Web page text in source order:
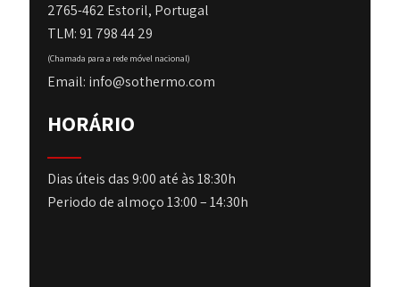
2765-462 Estoril, Portugal
TLM: 91 798 44 29
(Chamada para a rede móvel nacional)
Email: info@sothermo.com
HORÁRIO
Dias úteis das 9:00 até às 18:30h
Periodo de almoço 13:00 – 14:30h